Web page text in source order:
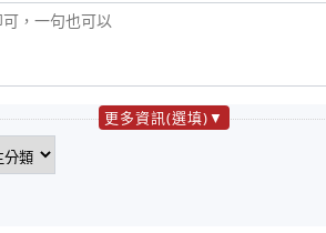
更多資訊(選填)